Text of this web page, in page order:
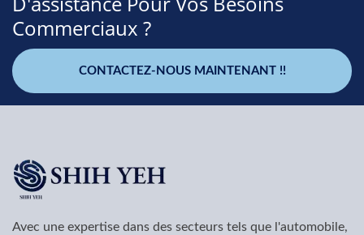
Commerciaux ?
CONTACTEZ-NOUS MAINTENANT !!
Avec une expertise dans des secteurs tels que l'automobile,